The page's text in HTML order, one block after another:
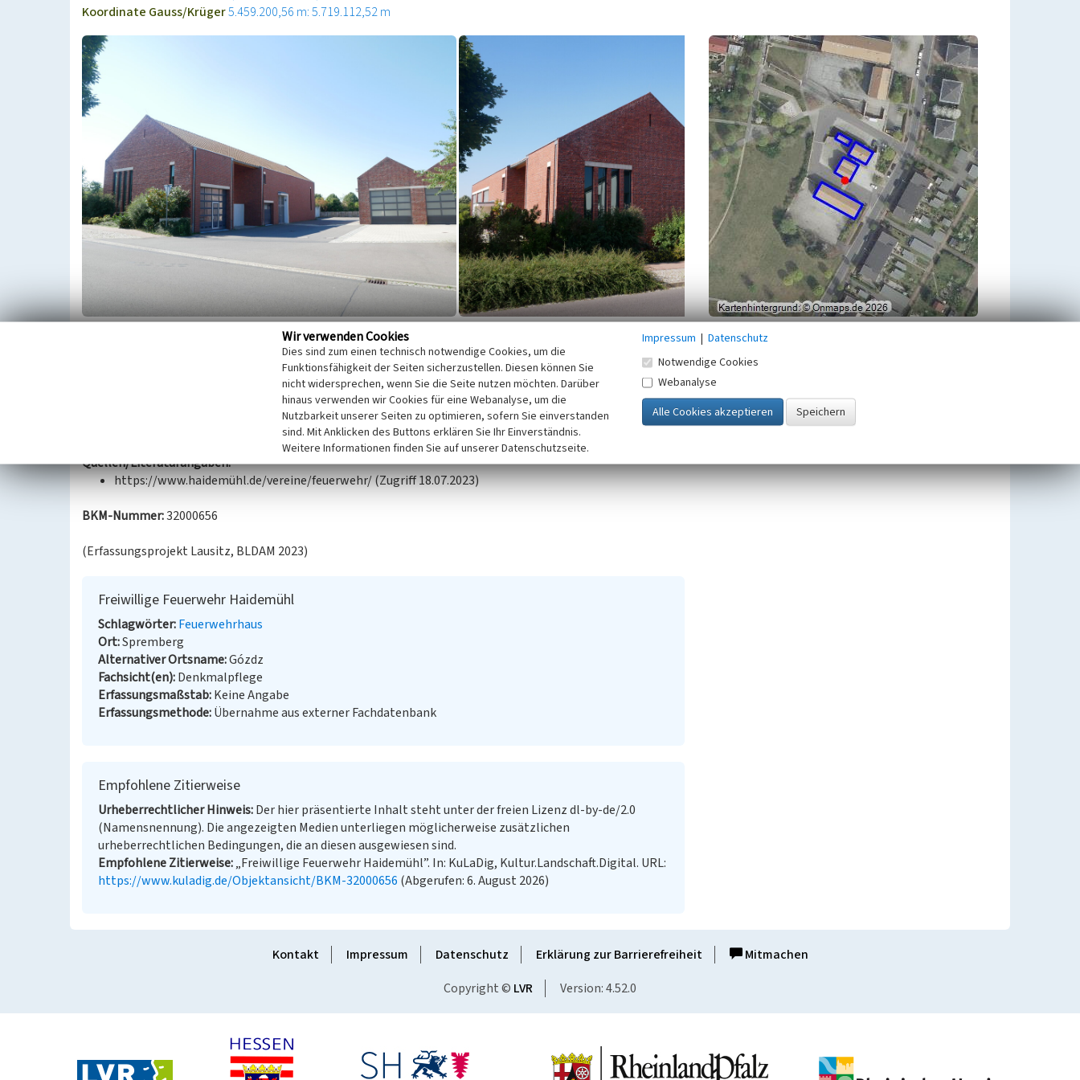
Koordinate Gauss/Krüger5.459.200,56 m: 5.719.112,52 m
Kooperationspartner
Die Gebäude der freiwilligen Feuerwehr in Spremberg, Ortsteil Haidemühl, wurden
nach der Devastierung des Ortes Haidemühl (2004-2006) durch den Tagebau Welzow-
Süd und dem darauf 2005 folgenden Umzug nach Spremberg, OT Haidemühl bezogen.
Quellen/Literaturangaben:
https://www.haidemühl.de/vereine/feuerwehr/ (Zugriff 18.07.2023)
BKM-Nummer:32000656
(Erfassungsprojekt Lausitz, BLDAM 2023)
Freiwillige Feuerwehr Haidemühl
Schlagwörter Feuerwehrhaus
Ort Spremberg
Alternativer Ortsname Gózdz
Fachsicht(en) Denkmalpflege
Erfassungsmaßstab Keine Angabe
Erfassungsmethode Übernahme aus externer Fachdatenbank
Empfohlene Zitierweise
Urheberrechtlicher Hinweis Der hier präsentierte Inhalt steht unter der freien Lizenz dl-by-de/2.0
(Namensnennung). Die angezeigten Medien unterliegen möglicherweise zusätzlichen
urheberrechtlichen Bedingungen, die an diesen ausgewiesen sind.
Empfohlene Zitierweise „Freiwillige Feuerwehr Haidemühl”. In: KuLaDig, Kultur.Landschaft.Digital. URL:
https://www.kuladig.de/Objektansicht/BKM-32000656 (Abgerufen: 6. August 2026)
Übergeordnetes Objekt
Kontakt Impressum Datenschutz Erklärung zur Barrierefreiheit
Mitmachen
Copyright © LVR Version: 4.52.0
Wir verwenden Cookies
Dies sind zum einen technisch notwendige Cookies, um die
Funktionsfähigkeit der Seiten sicherzustellen. Diesen können Sie
nicht widersprechen, wenn Sie die Seite nutzen möchten. Darüber
hinaus verwenden wir Cookies für eine Webanalyse, um die
Nutzbarkeit unserer Seiten zu optimieren, sofern Sie einverstanden
sind. Mit Anklicken des Buttons erklären Sie Ihr Einverständnis.
Weitere Informationen finden Sie auf unserer Datenschutzseite.
Impressum | Datenschutz
Notwendige Cookies
Webanalyse